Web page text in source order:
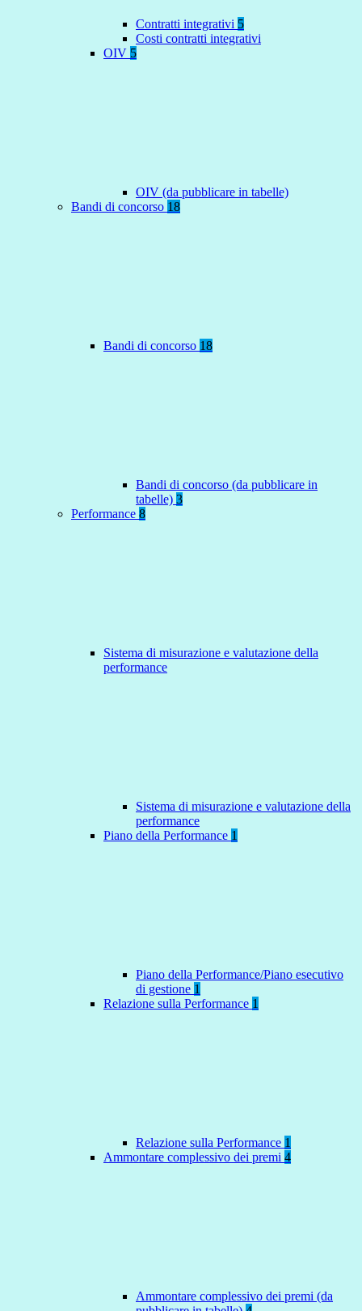
Contratti integrativi 5
Costi contratti integrativi
OIV 5
OIV (da pubblicare in tabelle)
Bandi di concorso 18
Bandi di concorso 18
Bandi di concorso (da pubblicare in
tabelle) 3
Performance 8
Sistema di misurazione e valutazione della
performance
Sistema di misurazione e valutazione della
performance
Piano della Performance 1
Piano della Performance/Piano esecutivo
di gestione 1
Relazione sulla Performance 1
Relazione sulla Performance 1
Ammontare complessivo dei premi 4
Ammontare complessivo dei premi (da